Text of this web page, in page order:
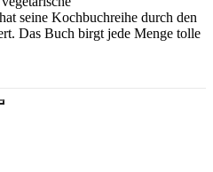
seine Kochbuchreihe durch den
Das Buch birgt jede Menge tolle